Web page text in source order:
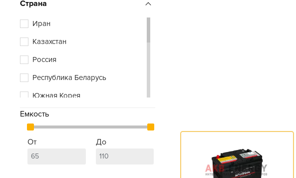
Страна
Иран
Казахстан
Россия
Республика Беларусь
Южная Корея
Емкость
От До